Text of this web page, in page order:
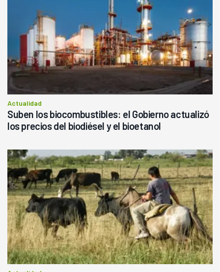
Actualidad
Suben los biocombustibles: el Gobierno actualizó
los precios del biodiésel y el bioetanol